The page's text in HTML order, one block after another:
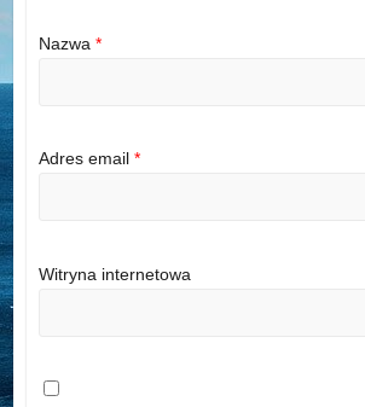
Nazwa *
Adres email *
Witryna internetowa